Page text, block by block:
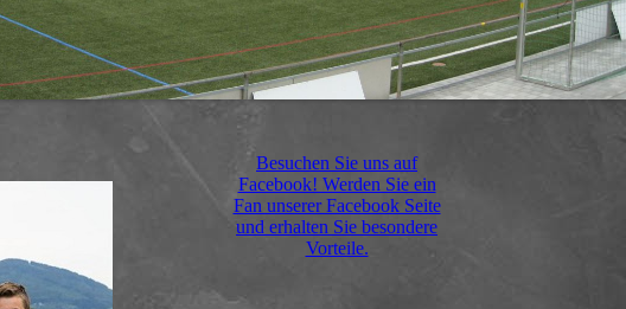
Besuchen Sie uns auf
Facebook! Werden Sie ein
Fan unserer Facebook Seite
und erhalten Sie besondere
Vorteile.